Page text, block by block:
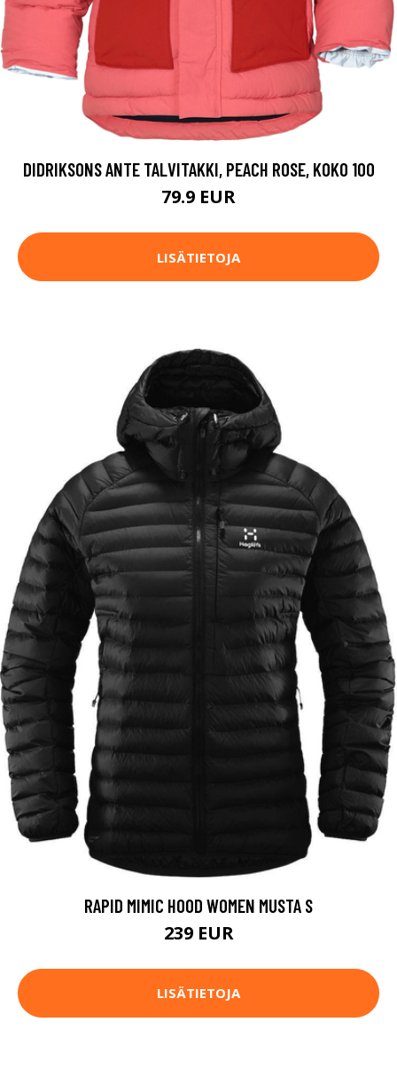
DIDRIKSONS ANTE TALVITAKKI, PEACH ROSE, KOKO 100
79.9 EUR
LISÄTIETOJA
RAPID MIMIC HOOD WOMEN MUSTA S
239 EUR
LISÄTIETOJA